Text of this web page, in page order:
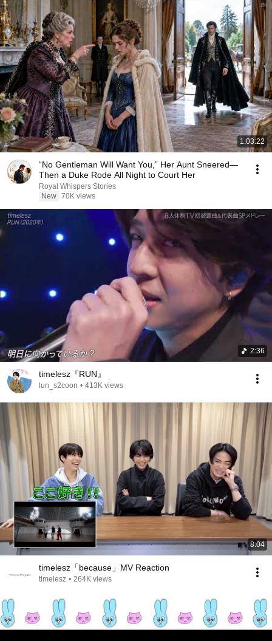
1:03:22
“No Gentleman Will Want You,” Her Aunt Sneered—
Then a Duke Rode All Night to Court Her
Royal Whispers Stories
New 70K views
2:36
timelesz『RUN』
lun_s2coon • 413K views
8:04
timelesz「because」MV Reaction
timelesz • 264K views